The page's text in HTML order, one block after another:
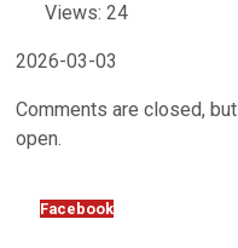
Views: 24
2026-03-03
Comments are closed, but
open.
Facebook